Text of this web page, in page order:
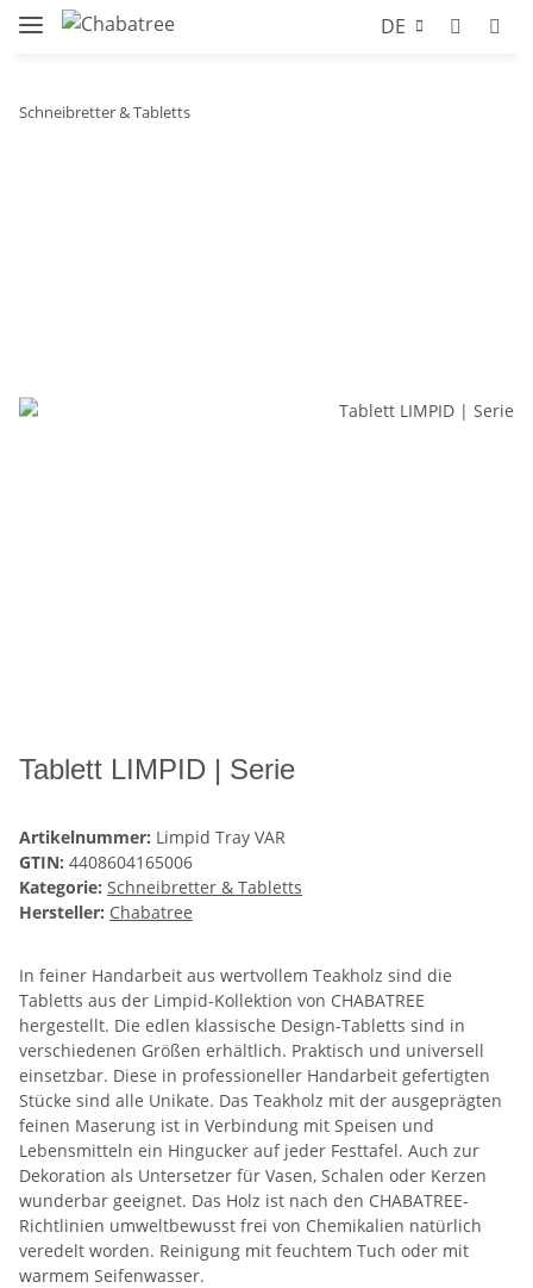
DE
Schneibretter & Tabletts
Tablett LIMPID | Serie
Artikelnummer: Limpid Tray VAR
GTIN: 4408604165006
Kategorie: Schneibretter & Tabletts
Hersteller: Chabatree
In feiner Handarbeit aus wertvollem Teakholz sind die
Tabletts aus der Limpid-Kollektion von CHABATREE
hergestellt. Die edlen klassische Design-Tabletts sind in
verschiedenen Größen erhältlich. Praktisch und universell
einsetzbar. Diese in professioneller Handarbeit gefertigten
Stücke sind alle Unikate. Das Teakholz mit der ausgeprägten
feinen Maserung ist in Verbindung mit Speisen und
Lebensmitteln ein Hingucker auf jeder Festtafel. Auch zur
Dekoration als Untersetzer für Vasen, Schalen oder Kerzen
wunderbar geeignet. Das Holz ist nach den CHABATREE-
Richtlinien umweltbewusst frei von Chemikalien natürlich
veredelt worden. Reinigung mit feuchtem Tuch oder mit
warmem Seifenwasser.